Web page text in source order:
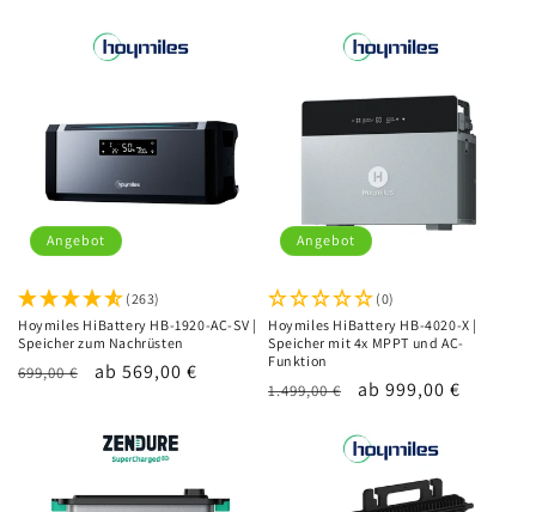
Angebot
(263)
Hoymiles HiBattery HB-1920-AC-SV |
Speicher zum Nachrüsten
Normaler
699,00 € Verkaufspreis
ab 569,00 €
Angebot
(0)
Hoymiles HiBattery HB-4020-X |
Speicher mit 4x MPPT und AC-
Funktion
Normaler
1.499,00 € Verkaufspreis
ab 999,00 €